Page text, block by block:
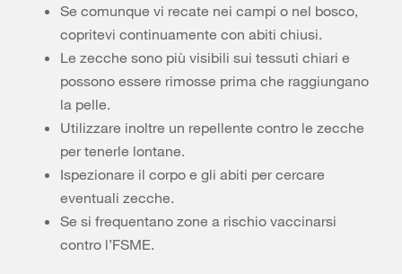
Se comunque vi recate nei campi o nel bosco,
copritevi continuamente con abiti chiusi.
Le zecche sono più visibili sui tessuti chiari e
possono essere rimosse prima che raggiungano
la pelle.
Utilizzare inoltre un repellente contro le zecche
per tenerle lontane.
Ispezionare il corpo e gli abiti per cercare
eventuali zecche.
Se si frequentano zone a rischio vaccinarsi
contro l’FSME.